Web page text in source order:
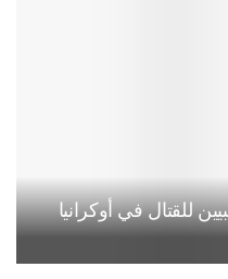
للقتال في أوكرانيا